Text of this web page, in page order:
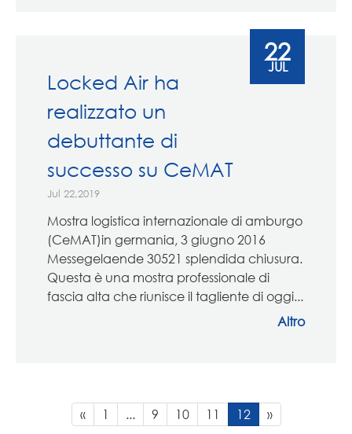
Locked Air ha
realizzato un
debuttante di
successo su CeMAT
Jul 22,2019
Mostra logistica internazionale di amburgo
(CeMAT)in germania, 3 giugno 2016
Messegelaende 30521 splendida chiusura.
Questa è una mostra professionale di
fascia alta che riunisce il tagliente di oggi...
Altro
22
JUL
« 1 ... 9 10 11 12 »